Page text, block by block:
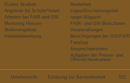
Duales Studium
Angebote für Schüler*innen
Arbeiten bei FAIR und GSI
Mentoring Hessen
Stellenangebote
Initiativbewerbung
Mediathek
Logos/Erscheinungsbild
target-Magazin
FAIR- und GSI-Broschüren
Veranstaltungen
Besichtigungen bei GSI/FAIR
Fanshop
Ansprechpersonen
Aufgaben der Presse- und
Öffentlichkeitsarbeit
Urheberrecht Erklärung zur Barrierefreiheit 552